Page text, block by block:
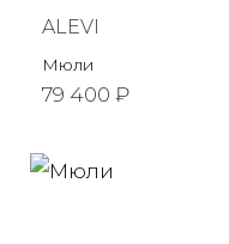
ALEVI
Мюли
79 400 ₽